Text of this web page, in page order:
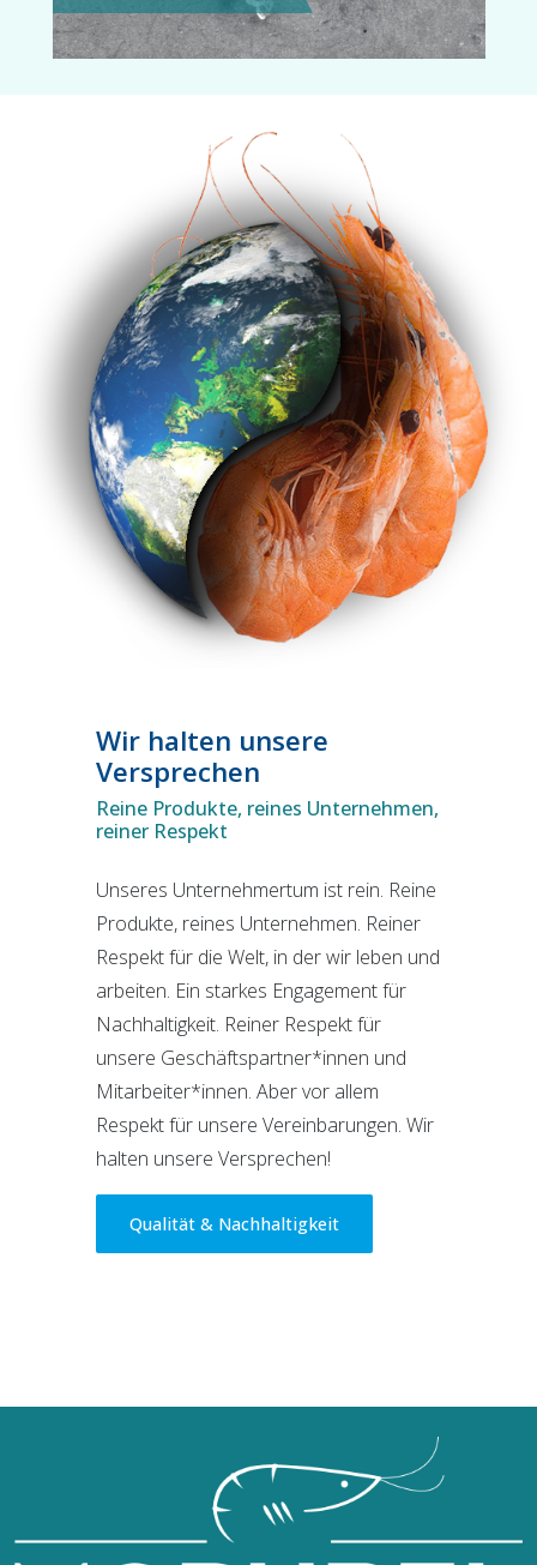
Wir halten unsere
Versprechen
Reine Produkte, reines Unternehmen,
reiner Respekt
Unseres Unternehmertum ist rein. Reine
Produkte, reines Unternehmen. Reiner
Respekt für die Welt, in der wir leben und
arbeiten. Ein starkes Engagement für
Nachhaltigkeit. Reiner Respekt für
unsere Geschäftspartner*innen und
Mitarbeiter*innen. Aber vor allem
Respekt für unsere Vereinbarungen. Wir
halten unsere Versprechen!
Qualität & Nachhaltigkeit